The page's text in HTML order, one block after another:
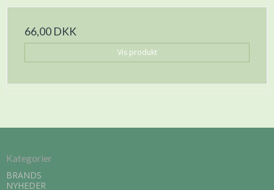
66,00 DKK
Vis produkt
Kategorier
BRANDS
NYHEDER